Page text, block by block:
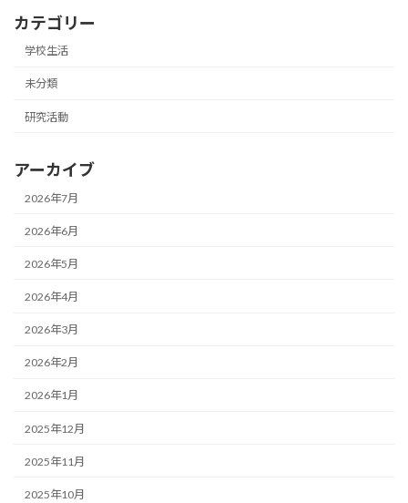
カテゴリー
学校生活
未分類
研究活動
アーカイブ
2026年7月
2026年6月
2026年5月
2026年4月
2026年3月
2026年2月
2026年1月
2025年12月
2025年11月
2025年10月